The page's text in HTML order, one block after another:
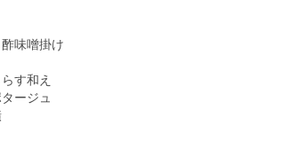
味噌掛け
和え
ジュ